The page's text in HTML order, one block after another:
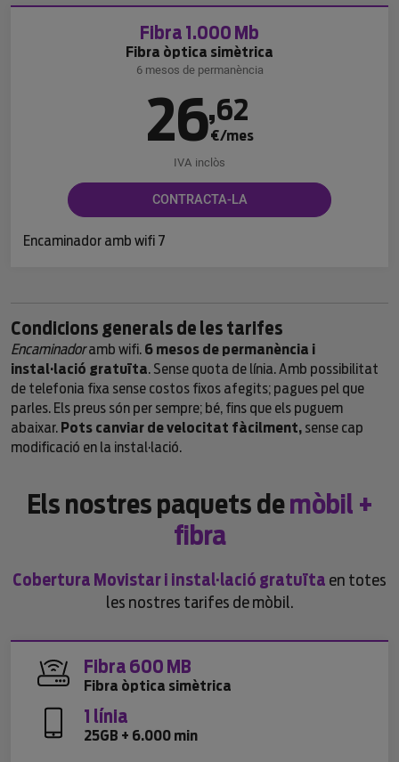
Fibra 1.000 Mb
Fibra òptica simètrica
6 mesos de permanència
26,62
€/mes
IVA inclòs
CONTRACTA-LA
Encaminador amb wifi 7
Condicions generals de les tarifes
Encaminadoramb wifi. 6 mesos de permanència i
instal·lació gratuïta. Sense quota de línia. Amb possibilitat
de telefonia fixa sense costos fixos afegits; pagues pel que
parles. Els preus són per sempre; bé, fins que els puguem
abaixar. Pots canviar de velocitat fàcilment, sense cap
modificació en la instal·lació.
Els nostres paquets demòbil +
fibra
Cobertura Movistar i instal·lació gratuïta en totes
les nostres tarifes de mòbil.
Fibra 600 MB
Fibra òptica simètrica
1 línia
25GB + 6.000 min